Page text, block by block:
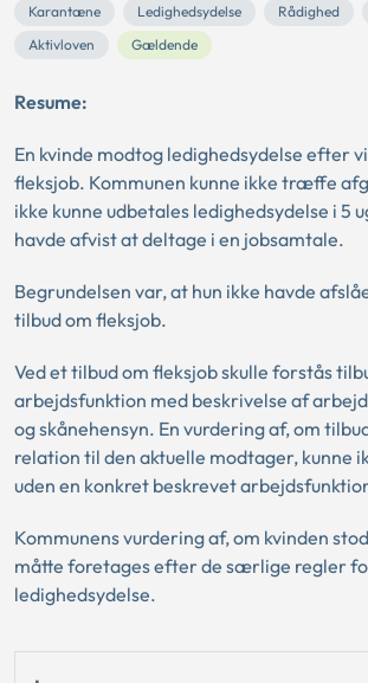
Karantæne Ledighedsydelse Rådighed
Aktivloven
Gældende
Resume:
En kvinde modtog ledighedsydelse efter
fleksjob. Kommunen kunne ikke træffe
ikke kunne udbetales ledighedsydelse i 5
havde afvist at deltage i en jobsamtale.
Begrundelsen var, at hun ikke havde
tilbud om fleksjob.
Ved et tilbud om fleksjob skulle forstås
arbejdsfunktion med beskrivelse af
og skånehensyn. En vurdering af, om
relation til den aktuelle modtager, kunne
uden en konkret beskrevet
Kommunens vurdering af, om kvinden
måtte foretages efter de særlige regler
ledighedsydelse.